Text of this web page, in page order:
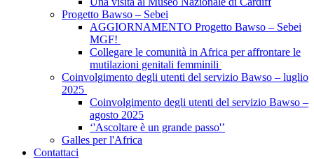
Progetto Bawso – Sebei
AGGIORNAMENTO Progetto Bawso – Sebei
MGF!
Collegare le comunità in Africa per affrontare le
mutilazioni genitali femminili
Coinvolgimento degli utenti del servizio Bawso – luglio
2025
Coinvolgimento degli utenti del servizio Bawso –
agosto 2025
‘'Ascoltare è un grande passo'’
Galles per l'Africa
Contattaci